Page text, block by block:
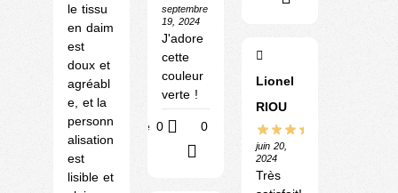
le tissu
en daim
est
doux et
agréabl
e, et la
personn
alisation
est
lisible et
septembre
19, 2024
J'adore
cette
couleur
verte !
Utile 0 0
Lionel
RIOU
juin 20,
2024
Très